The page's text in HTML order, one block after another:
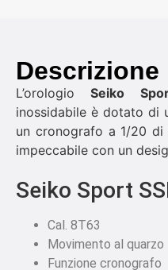
Descrizione
L’orologio Seiko
inossidabile è dotato di
un cronografo a 1/20 di
impeccabile con un
Seiko Sport
Cal. 8T63
Movimento al quarzo
Funzione cronografo